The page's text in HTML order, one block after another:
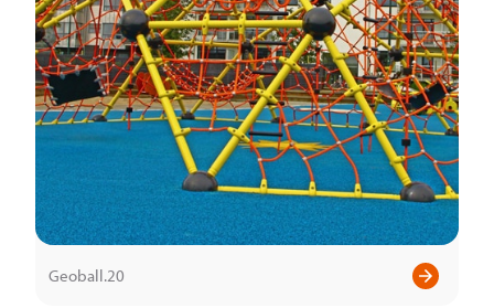
Geoball.20